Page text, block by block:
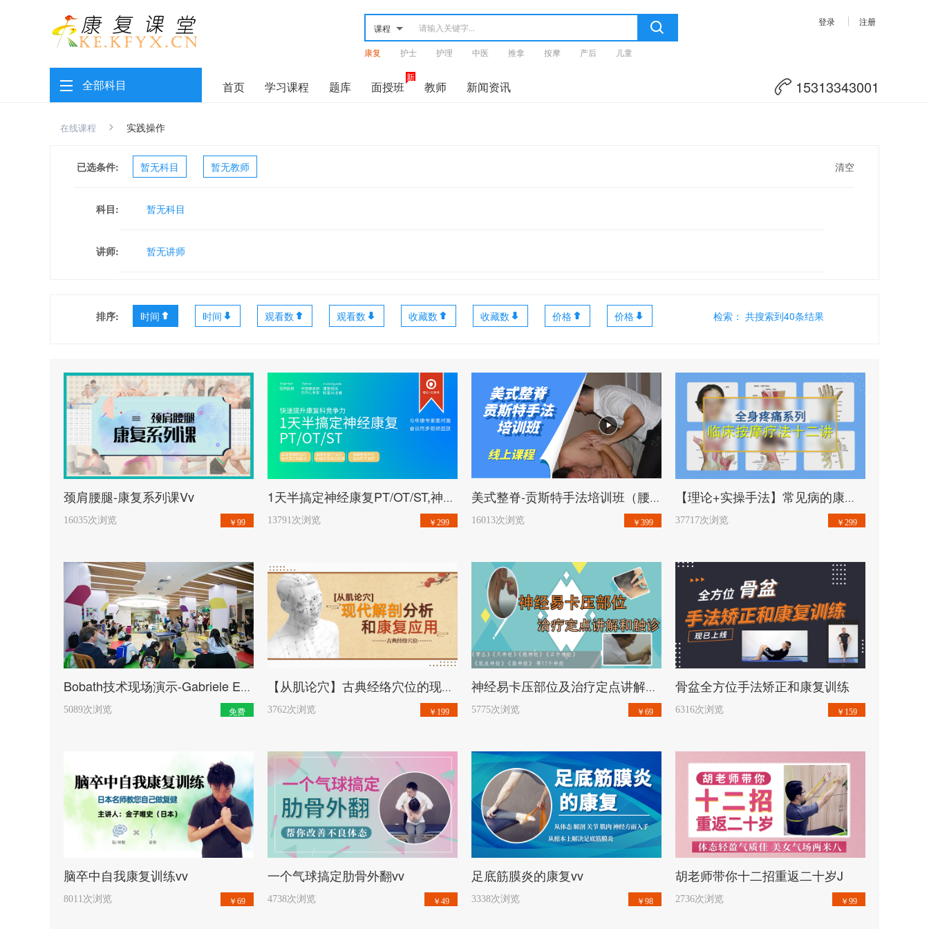
登录 注册
课程
康复 护士 护理 中医 推拿 按摩 产后
儿童
神经
首页 学习课程 题库 面授班
新
教师 新闻资讯 15313343001
全部科目
在线课程 实践操作
已选条件: 暂无科目 暂无教师 清空
科目: 暂无科目
讲师: 暂无讲师
排序: 时间 时间 观看数 观看数 收藏数 收藏数 价格 价格 检索： 共搜索到40条结果
开始学习
颈肩腰腿-康复系列课Vv
￥99
16035次浏览
开始学习 1天半搞定神经康复PT/OT/ST,神经康复临床与实践工作坊全程视频vv
￥299
13791次浏览
开始学习 美式整脊-贡斯特手法培训班（腰椎+骨盆模块)vv
￥399
16013次浏览
开始学习 【理论+实操手法】常见病的康复手法实践课，基础临床按摩疗法！vv
￥299
37717次浏览
开始学习 Bobath技术现场演示-Gabriele Eckhardt女士
免费
5089次浏览
开始学习 【从肌论穴】古典经络穴位的现代解剖分析和康复应用vv
￥199
3762次浏览
开始学习 神经易卡压部位及治疗定点讲解和触诊vv
￥69
5775次浏览
开始学习
骨盆全方位手法矫正和康复训练
￥159
6316次浏览
开始学习
脑卒中自我康复训练vv
￥69
8011次浏览
开始学习
一个气球搞定肋骨外翻vv
￥49
4738次浏览
开始学习
足底筋膜炎的康复vv
￥98
3338次浏览
开始学习
胡老师带你十二招重返二十岁J
￥99
2736次浏览